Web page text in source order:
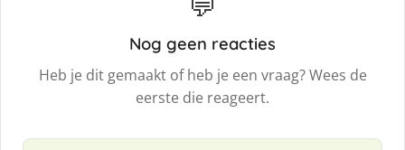
Nog geen reacties
Heb je dit gemaakt of heb je een vraag? Wees de
eerste die reageert.